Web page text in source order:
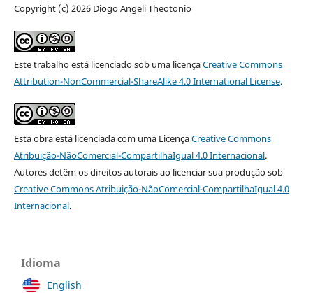
Copyright (c) 2026 Diogo Angeli Theotonio
Este trabalho está licenciado sob uma licençaCreative Commons
Attribution-NonCommercial-ShareAlike 4.0 International License.
Esta obra está licenciada com uma LicençaCreative Commons
Atribuição-NãoComercial-CompartilhaIgual 4.0 Internacional.
Autores detêm os direitos autorais ao licenciar sua produção sob
Creative Commons Atribuição-NãoComercial-CompartilhaIgual 4.0
Internacional.
Idioma
English